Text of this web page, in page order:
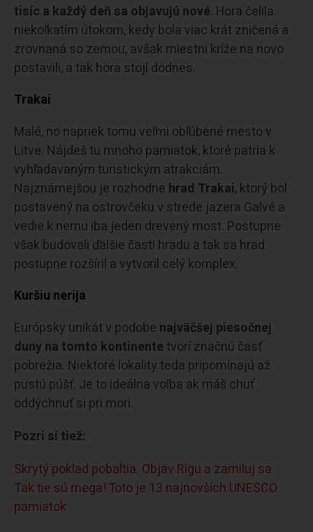
tisíc a každý deň sa objavujú nové. Hora čelila
niekoľkatím útokom, kedy bola viac krát zničená a
zrovnaná so zemou, avšak miestni kríže na novo
postavili, a tak hora stojí dodnes.
Trakai
Malé, no napriek tomu veľmi obľúbené mesto v
Litve. Nájdeš tu mnoho pamiatok, ktoré patria k
vyhľadavaným turistickým atrakciám.
Najznámejšou je rozhodne hrad Trakai, ktorý bol
postavený na ostrovčeku v strede jazera Galvé a
vedie k nemu iba jeden drevený most. Postupne
však budovali ďalšie časti hradu a tak sa hrad
postupne rozšíril a vytvoril celý komplex.
Kuršiu nerija
Európsky unikát v podobe najväčšej piesočnej
duny na tomto kontinentetvorí značnú časť
pobrežia. Niektoré lokality teda pripomínajú až
pustú púšť. Je to ideálna voľba ak máš chuť
oddýchnuť si pri mori.
Pozri si tiež:
Skrytý poklad pobaltia. Objav Rigu a zamiluj sa
Tak tie sú mega! Toto je 13 najnovších UNESCO
pamiatok